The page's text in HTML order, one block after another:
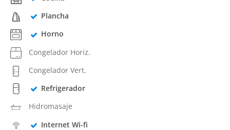
Plancha
Horno
Congelador Horiz.
Congelador Vert.
Refrigerador
Hidromasaje
Internet Wi-fi